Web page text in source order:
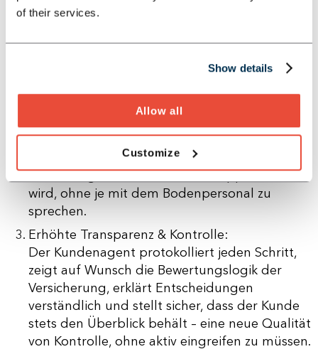
of their services.
Show details
Allow all
Customize
nicht durch Prozesse navigieren – er wird
tätigen, keine Formulare ausfüllen oder
Entscheidungsvorlagen und übernehmen nur
noch die finale Freigabe – vergleichbar mit
einem Flugreisenden, der über App informiert
wird, ohne je mit dem Bodenpersonal zu
sprechen.
Erhöhte Transparenz & Kontrolle:
Der Kundenagent protokolliert jeden Schritt,
zeigt auf Wunsch die Bewertungslogik der
Versicherung, erklärt Entscheidungen
verständlich und stellt sicher, dass der Kunde
stets den Überblick behält – eine neue Qualität
von Kontrolle, ohne aktiv eingreifen zu müssen.